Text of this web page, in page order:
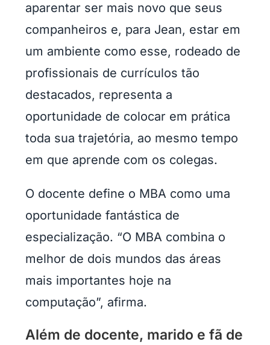
aparentar ser mais novo que seus
companheiros e, para Jean, estar em
um ambiente como esse, rodeado de
profissionais de currículos tão
destacados, representa a
oportunidade de colocar em prática
toda sua trajetória, ao mesmo tempo
em que aprende com os colegas.
O docente define o MBA como uma
oportunidade fantástica de
especialização. “O MBA combina o
melhor de dois mundos das áreas
mais importantes hoje na
computação”, afirma.
Além de docente, marido e fã de